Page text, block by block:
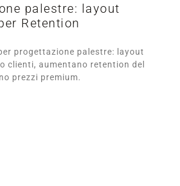
palestre: layout
Retention
progettazione palestre: layout
clienti, aumentano retention del
prezzi premium.